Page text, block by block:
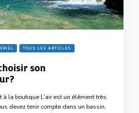
TOUS LES ARTICLES
son
la boutique L’air est un élément très
devez tenir compte dans un bassin,